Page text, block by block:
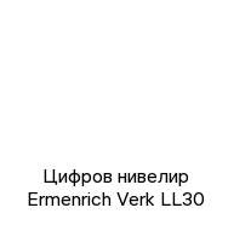
Цифров нивелир
Ermenrich Verk LL30